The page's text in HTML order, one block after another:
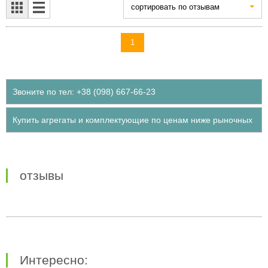
cортировать по отзывам
1
Звоните по тел: +38 (098) 667-66-23
Купить агрегаты и комплектующие по ценам ниже рыночных
отзывы
Интересно: